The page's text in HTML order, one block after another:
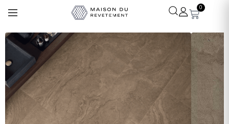
0
Léa
En ligne · Experte revêtements